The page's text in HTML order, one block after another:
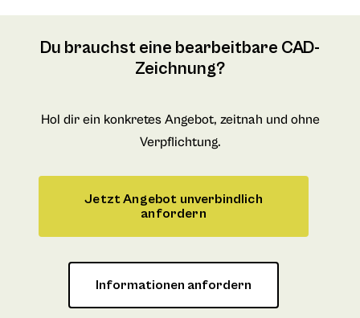
Du brauchst eine bearbeitbare CAD-
Zeichnung?
Hol dir ein konkretes Angebot, zeitnah und ohne
Verpflichtung.
Jetzt Angebot unverbindlich
anfordern
Informationen anfordern